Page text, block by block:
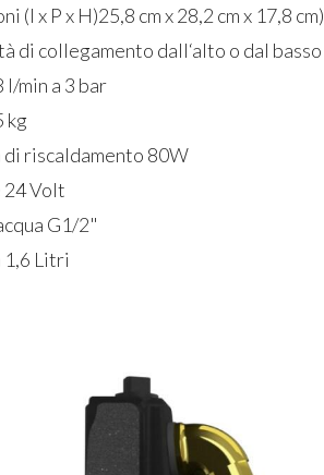
(l x P x H)25,8 cm x 28,2 cm x 17,8 cm)
di collegamento dall‘alto o dal basso
l/min a 3 bar
kg
di riscaldamento 80W
24 Volt
G1/2"
1,6 Litri